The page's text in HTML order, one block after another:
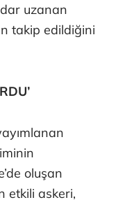
uzanan
takip edildiğini
oluşan
etkili askeri,